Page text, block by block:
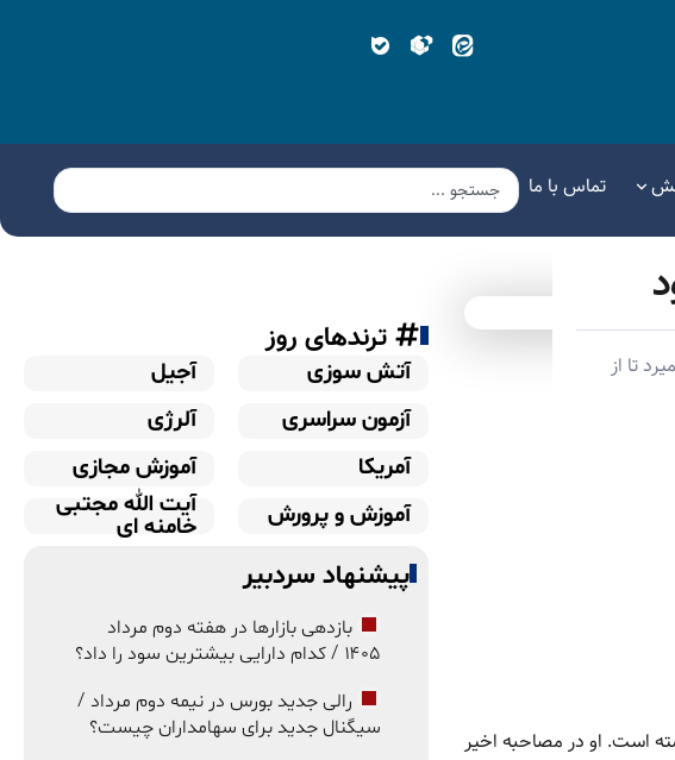
تماس با ما
تا از
است. او در مصاحبه اخیر
ترندهای روز
آتش سوزی
آجیل
آزمون سراسری
آلرژی
آمریکا
آموزش مجازی
آموزش و پرورش
آیت الله مجتبی
خامنه ای
پیشنهاد سردبیر
بازدهی بازارها در هفته دوم مرداد
۱۴۰۵ / کدام دارایی بیشترین سود را داد؟
رالی جدید بورس در نیمه دوم مرداد /
سیگنال جدید برای سهامداران چیست؟